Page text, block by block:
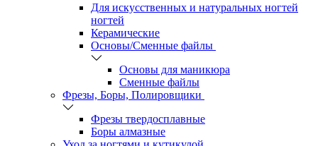
Для искусственных и натуральных ногтей
ногтей
Керамические
Основы/Сменные файлы
Основы для маникюра
Сменные файлы
Фрезы, Боры, Полировщики
Фрезы твердосплавные
Боры алмазные